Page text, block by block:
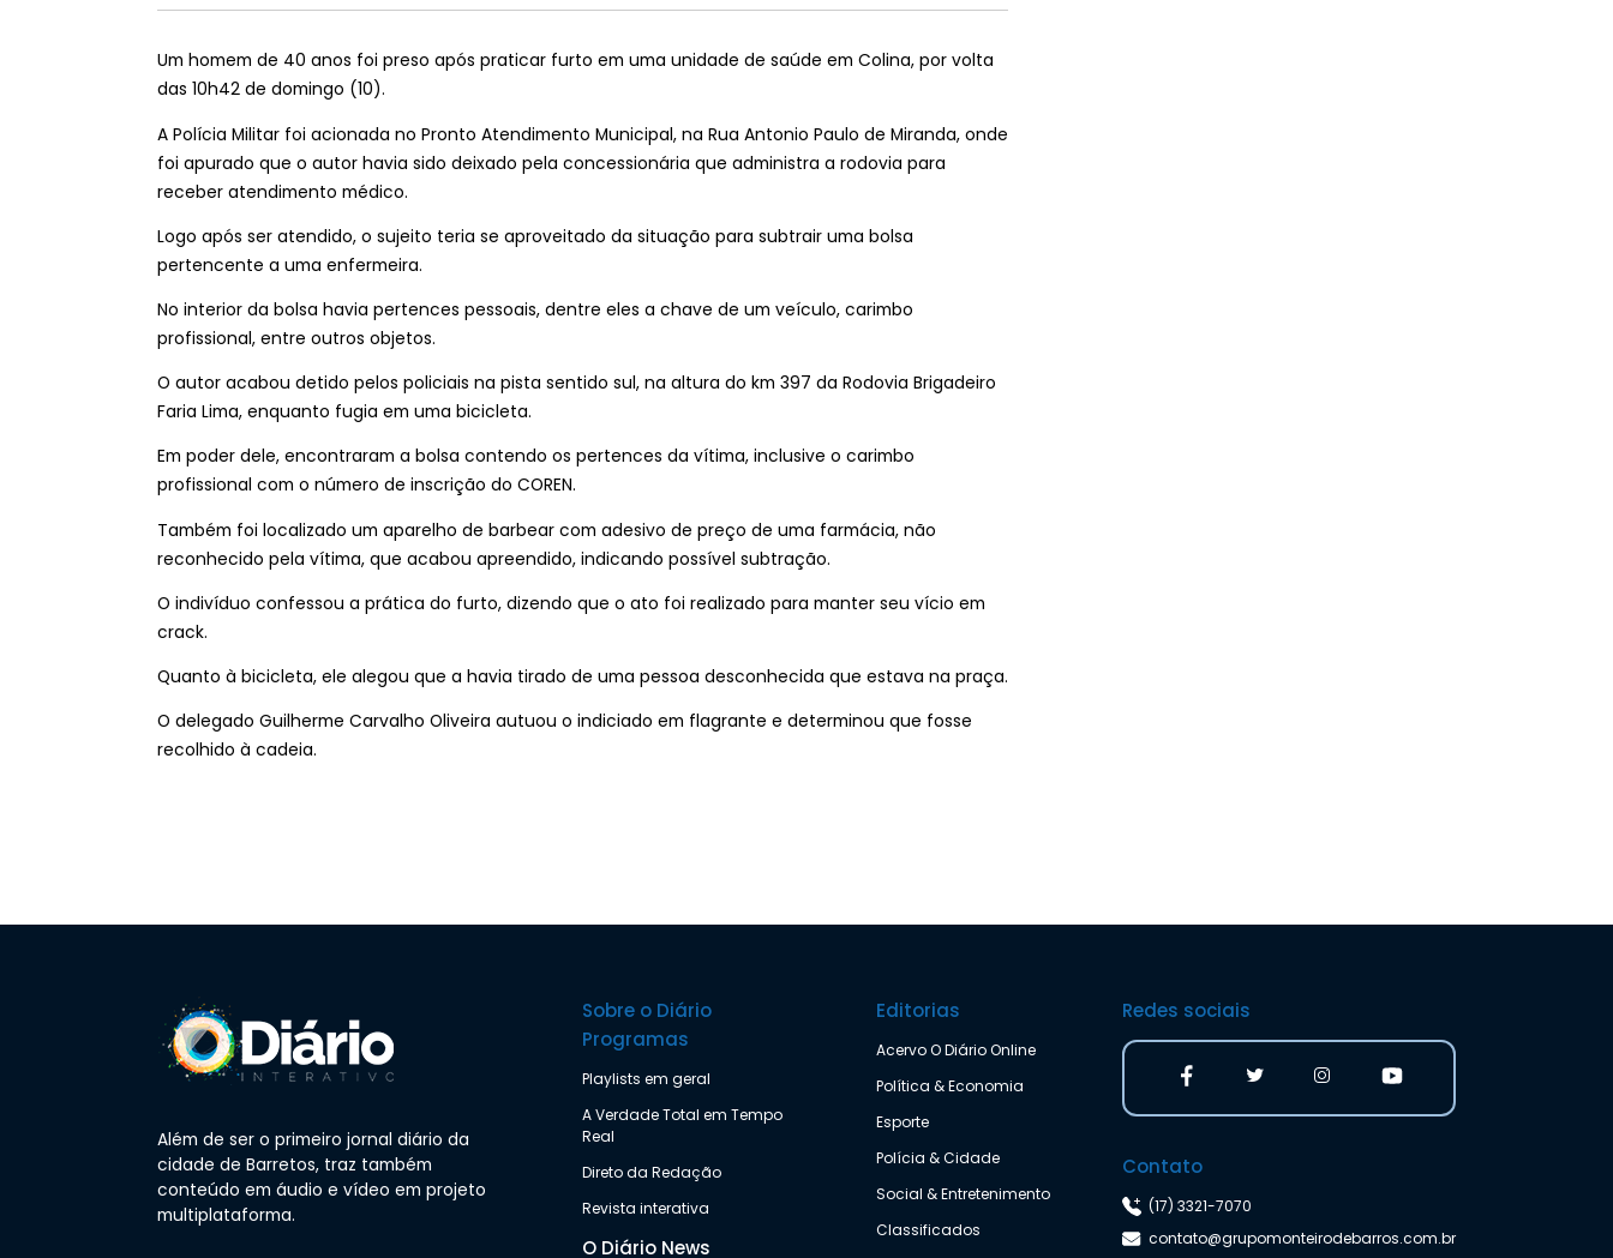
Um homem de 40 anos foi preso após praticar furto em uma unidade de saúde em Colina, por volta
das 10h42 de domingo (10).
A Polícia Militar foi acionada no Pronto Atendimento Municipal, na Rua Antonio Paulo de Miranda, onde
foi apurado que o autor havia sido deixado pela concessionária que administra a rodovia para
receber atendimento médico.
Logo após ser atendido, o sujeito teria se aproveitado da situação para subtrair uma bolsa
pertencente a uma enfermeira.
No interior da bolsa havia pertences pessoais, dentre eles a chave de um veículo, carimbo
profissional, entre outros objetos.
O autor acabou detido pelos policiais na pista sentido sul, na altura do km 397 da Rodovia Brigadeiro
Faria Lima, enquanto fugia em uma bicicleta.
Em poder dele, encontraram a bolsa contendo os pertences da vítima, inclusive o carimbo
profissional com o número de inscrição do COREN.
Também foi localizado um aparelho de barbear com adesivo de preço de uma farmácia, não
reconhecido pela vítima, que acabou apreendido, indicando possível subtração.
O indivíduo confessou a prática do furto, dizendo que o ato foi realizado para manter seu vício em
crack.
Quanto à bicicleta, ele alegou que a havia tirado de uma pessoa desconhecida que estava na praça.
O delegado Guilherme Carvalho Oliveira autuou o indiciado em flagrante e determinou que fosse
recolhido à cadeia.
Além de ser o primeiro jornal diário da
cidade de Barretos, traz também
conteúdo em áudio e vídeo em projeto
multiplataforma.
Sobre o Diário
Programas
Playlists em geral
A Verdade Total em Tempo
Real
Direto da Redação
Revista interativa
O Diário News
Editorias
Acervo O Diário Online
Política & Economia
Esporte
Polícia & Cidade
Social & Entretenimento
Classificados
Redes sociais
Contato
(17) 3321-7070
contato@grupomonteirodebarros.com.br